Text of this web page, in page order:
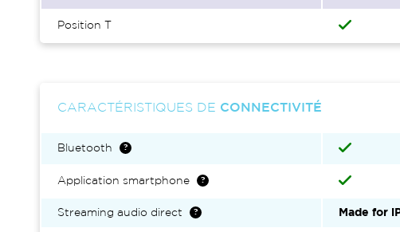
Position T
CARACTÉRISTIQUES DE CONNECTIVITÉ
Bluetooth
Application smartphone
Streaming audio direct Made for